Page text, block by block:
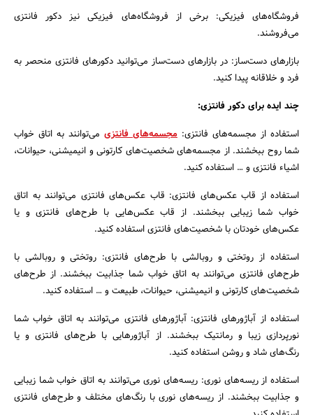
فروشگاه‌های فیزیکی: برخی از فروشگاه‌های فیزیکی نیز دکور فانتزی
می‌فروشند.
بازارهای دست‌ساز: در بازارهای دست‌ساز می‌توانید دکورهای فانتزی منحصر به
فرد و خلاقانه پیدا کنید.
چند ایده برای دکور فانتزی:
استفاده از مجسمه‌های فانتزی: مجسمه‌های فانتزی می‌توانند به اتاق خواب
شما روح ببخشند. از مجسمه‌های شخصیت‌های کارتونی و انیمیشنی، حیوانات،
اشیاء فانتزی و … استفاده کنید.
استفاده از قاب عکس‌های فانتزی: قاب عکس‌های فانتزی می‌توانند به اتاق
خواب شما زیبایی ببخشند. از قاب عکس‌هایی با طرح‌های فانتزی و یا
عکس‌های خودتان با شخصیت‌های فانتزی استفاده کنید.
استفاده از روتختی و روبالشی با طرح‌های فانتزی: روتختی و روبالشی با
طرح‌های فانتزی می‌توانند به اتاق خواب شما جذابیت ببخشند. از طرح‌های
شخصیت‌های کارتونی و انیمیشنی، حیوانات، طبیعت و … استفاده کنید.
استفاده از آباژورهای فانتزی: آباژورهای فانتزی می‌توانند به اتاق خواب شما
نورپردازی زیبا و رمانتیک ببخشند. از آباژورهایی با طرح‌های فانتزی و یا
رنگ‌های شاد و روشن استفاده کنید.
استفاده از ریسه‌های نوری: ریسه‌های نوری می‌توانند به اتاق خواب شما زیبایی
و جذابیت ببخشند. از ریسه‌های نوری با رنگ‌های مختلف و طرح‌های فانتزی